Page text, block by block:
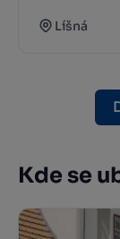
Líšná
Kde se